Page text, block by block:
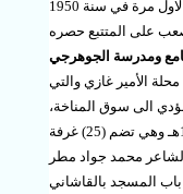
وصلوات ومناهج الاعمال العبادية المعظمة للأجر عند الله تعالى والمقربة اليه جل وعلا. وكانت طباعته لاول مرة في سنة 1950
على المتتبع حصره
ومدرسة الجوهرجي
الأمير غازي والتي
الى سوق المناخة،
من تشييده عام1382هـ وقد ارخ انشاءه الشاعر محمد جواد مطر
المسجد بالقاشاني